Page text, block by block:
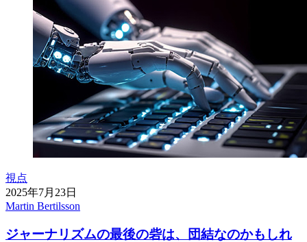
視点
2025年7月23日
Martin Bertilsson
ジャーナリズムの最後の砦は、団結なのかもしれ